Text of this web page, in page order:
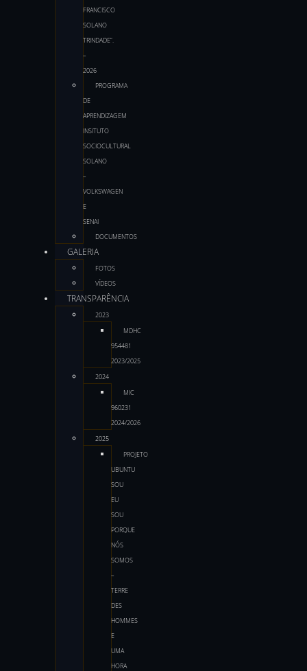
FRANCISCO
SOLANO
TRINDADE”.
–
2026
PROGRAMA
DE
APRENDIZAGEM
INSITUTO
SOCIOCULTURAL
SOLANO
–
VOLKSWAGEN
E
SENAI
DOCUMENTOS
GALERIA
FOTOS
VÍDEOS
TRANSPARÊNCIA
2023
MDHC
954481
2023/2025
2024
MIC
960231
2024/2026
2025
PROJETO
UBUNTU
SOU
EU
SOU
PORQUE
NÓS
SOMOS
–
TERRE
DES
HOMMES
E
UMA
HORA